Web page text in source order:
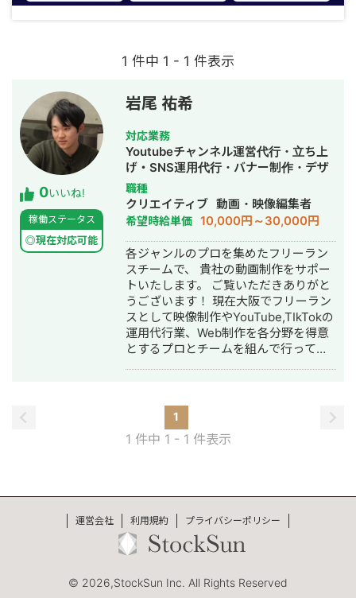
1 件中 1 - 1 件表示
0いいね!
稼働ステータス
◎現在対応可能
岩尾 祐希
対応業務
Youtubeチャンネル運営代行・立ち上
げ・SNS運用代行・バナー制作・デザ
イン・動画制作・動画編集
職種
クリエイティブ 動画・映像編集者
希望時給単価 10,000円～30,000円
各ジャンルのプロを集めたフリーラン
スチームで、 貴社の動画制作をサポー
トいたします。 ご覧いただきありがと
うございます！ 現在大阪でフリーラン
スとして映像制作やYouTube,TIkTokの
運用代行業、Web制作を各分野を得意
とするプロとチームを組んで行ってお
や記念動画などを保護者や学校から依
頼を受け作成 ◆私立高校卒業(2016年
3月) 高校野球を3年間(2015年 夏 甲
映像制作の仕事を受注 YouTube動画
編集の受託を開始 根性と熱量を野球
で磨きました！ ◆求人広告代理店入社:
ビジネスマナー、営業を学ぶために就
1
1 件中 1 - 1 件表示
運営会社 利用規約 プライバシーポリシー
© 2026,StockSun Inc. All Rights Reserved